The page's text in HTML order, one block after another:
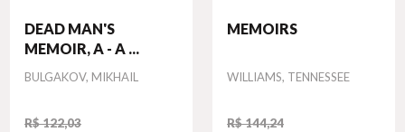
DEAD MAN'S
MEMOIR, A - A ...
Autor
BULGAKOV, MIKHAIL
R$ 122,03
MEMOIRS
Autor
WILLIAMS, TENNESSEE
R$ 144,24